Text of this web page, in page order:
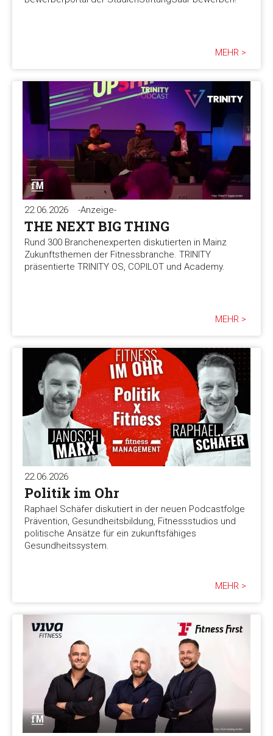
MEHR >
22.06.2026 -Anzeige-
THE NEXT BIG THING
Rund 300 Branchenexperten diskutierten in Mainz
Zukunftsthemen der Fitnessbranche. TRINITY
präsentierte TRINITY OS, COPILOT und Academy.
MEHR >
22.06.2026
Politik im Ohr
Raphael Schäfer diskutiert in der neuen Podcastfolge
Prävention, Gesundheitsbildung, Fitnessstudios und
politische Ansätze für ein zukunftsfähiges
Gesundheitssystem.
MEHR >